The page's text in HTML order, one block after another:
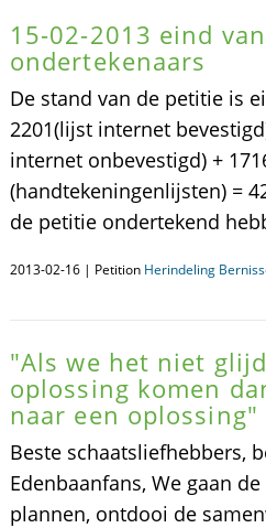
15-02-2013 eind
ondertekenaars
De stand van de petitie is
2201(lijst internet
internet onbevestigd) +
(handtekeningenlijsten) =
de petitie ondertekend
2013-02-16 | Petition Herindeling
"Als we het niet
oplossing komen
naar een oplossing"
Beste schaatsliefhebbers,
Edenbaanfans, We gaan
plannen, ontdooi de